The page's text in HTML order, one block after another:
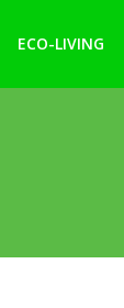
ECO-LIVING